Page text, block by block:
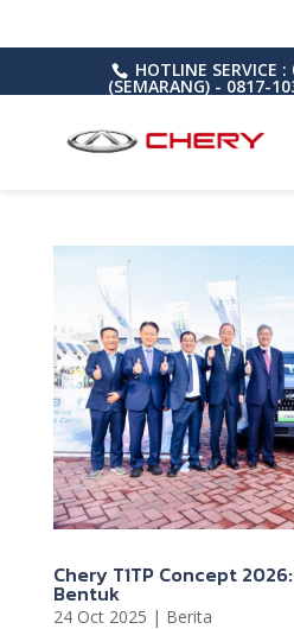
HOTLINE SERVICE
(SEMARANG) - 0817-
Chery T1TP Concept
Bentuk
24 Oct 2025 | Berita